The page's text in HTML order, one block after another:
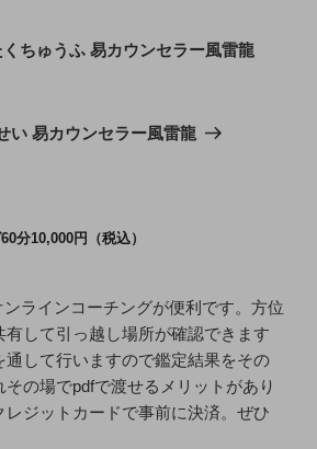
ちゅうふ 易カウンセラー風雷龍
い 易カウンセラー風雷龍
分10,000円（税込）
ラインコーチングが便利です。方位
して引っ越し場所が確認できます
通して行いますので鑑定結果をその
その場でpdfで渡せるメリットがあり
レジットカードで事前に決済。ぜひ